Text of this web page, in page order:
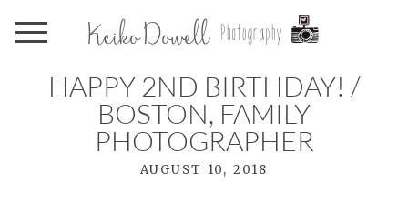
HAPPY 2ND BIRTHDAY! /
BOSTON, FAMILY
PHOTOGRAPHER
AUGUST 10, 2018